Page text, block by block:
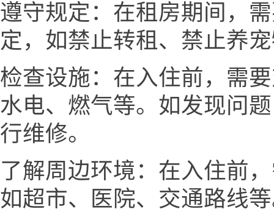
遵守规定：在租房期间，
定，如禁止转租、禁止养
检查设施：在入住前，需
水电、燃气等。如发现问
行维修。
了解周边环境：在入住前
如超市、医院、交通路线